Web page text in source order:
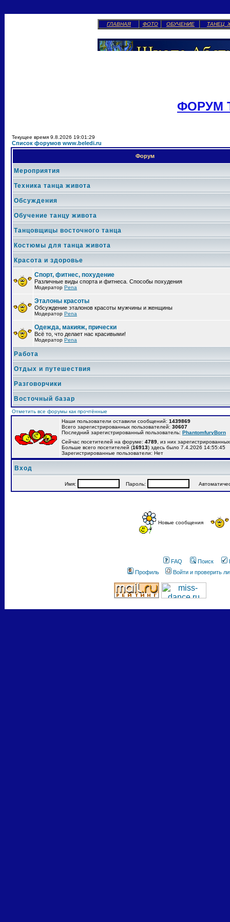
ГЛАВНАЯ ФОТО ОБУЧЕНИЕ ТАНЕЦ
ФОРУМ
Текущее время 9.8.2026 19:01:29
Список форумов www.beledi.ru
Форум
Мероприятия
Техника танца живота
Обсуждения
Обучение танцу живота
Танцовщицы восточного танца
Костюмы для танца живота
Красота и здоровье
Спорт, фитнес, похудение
Различные виды спорта и фитнеса. Способы похудения
Модератор Pena
Эталоны красоты
Обсуждение эталонов красоты мужчины и женщины
Модератор Pena
Одежда, макияж, прически
Всё то, что делает нас красивыми!
Модератор Pena
Работа
Отдых и путешествия
Разговорчики
Восточный базар
Отметить все форумы как прочтённые
Наши пользователи оставили сообщений: 1439869
Всего зарегистрированных пользователей: 30607
Последний зарегистрированный пользователь: PhantomfuryBorn
Сейчас посетителей на форуме: 4789 , из них
Больше всего посетителей (16913) здесь было 7.4.2026 14:55:45
Зарегистрированные пользователи: Нет
Вход
Имя: Пароль:
Новые сообщения
FAQ Поиск
Профиль
Войти и проверить